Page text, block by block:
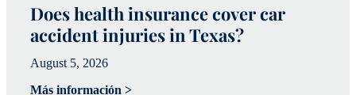
Does health insurance cover car
accident injuries in Texas?
August 5, 2026
Más información >